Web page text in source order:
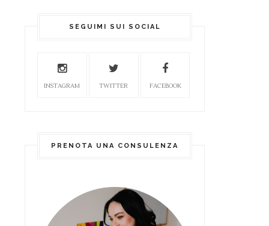
SEGUIMI SUI SOCIAL
INSTAGRAM TWITTER FACEBOOK
PRENOTA UNA CONSULENZA